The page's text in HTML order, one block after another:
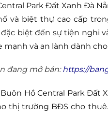
Park Đất Xanh Đà
và biệt thự cao cấp
biệt đến sự tiện nghi
mạnh và an lành dành
đang mở bán:https://
Hồ Central Park Đất
thị trường BĐS cho